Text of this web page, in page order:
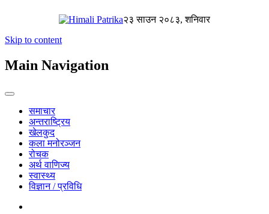
२३ साउन २०८३, शनिवार
Skip to content
Main Navigation
समाचार
अन्तराष्ट्रिय
खेलकुद
कला मनोरञ्जन
रोचक
अर्थ वाणिज्य
स्वास्थ्य
विज्ञान / प्रविधि